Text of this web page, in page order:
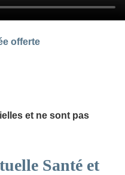
offerte
et ne sont pas
Santé et